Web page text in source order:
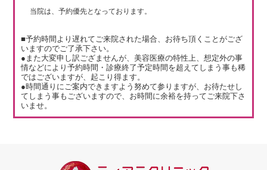
当院は、予約優先となっております。
■予約時間より遅れてご来院された場合、お待ち頂くことがござ
いますのでご了承下さい。
●また大変申し訳ござませんが、美容医療の特性上、想定外の事
情などにより予約時間・診療終了予定時間を超えてしまう事も稀
ではございますが、起こり得ます。
●時間通りにご案内できますよう努めて参りますが、お待たせし
てしまう事もございますので、お時間に余裕を持ってご来院下さ
いませ。